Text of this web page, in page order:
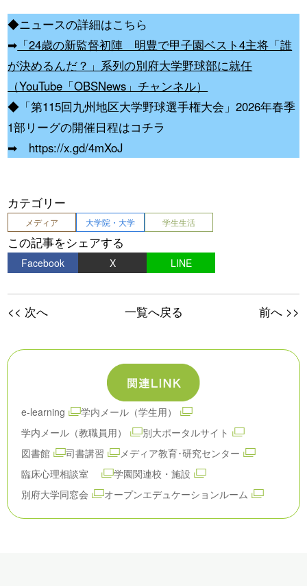
◆ニュースの詳細はこちら
➡ 「24歳の新監督初陣 明豊で甲子園ベスト4主将「誰
が決めるんだ？」系列の別府大学野球部に就任
（YouTube「OBSNews」チャンネル）
◆「第115回九州地区大学野球選手権大会」2026年春季
1部リーグの開催日程はコチラ
➡ https://x.gd/4mXoJ
カテゴリー
メディア 大学院・大学 学生生活
この記事をシェアする
Facebook X LINE
<< 次へ 一覧へ戻る 前へ >>
e-learning
学内メール（学生用）
学内メール（教職員用）
別大ポータルサイト
図書館
司書講習
メディア教育･研究センター
臨床心理相談室
学園関連校・施設
別府大学同窓会
オープンエデュケーションルーム